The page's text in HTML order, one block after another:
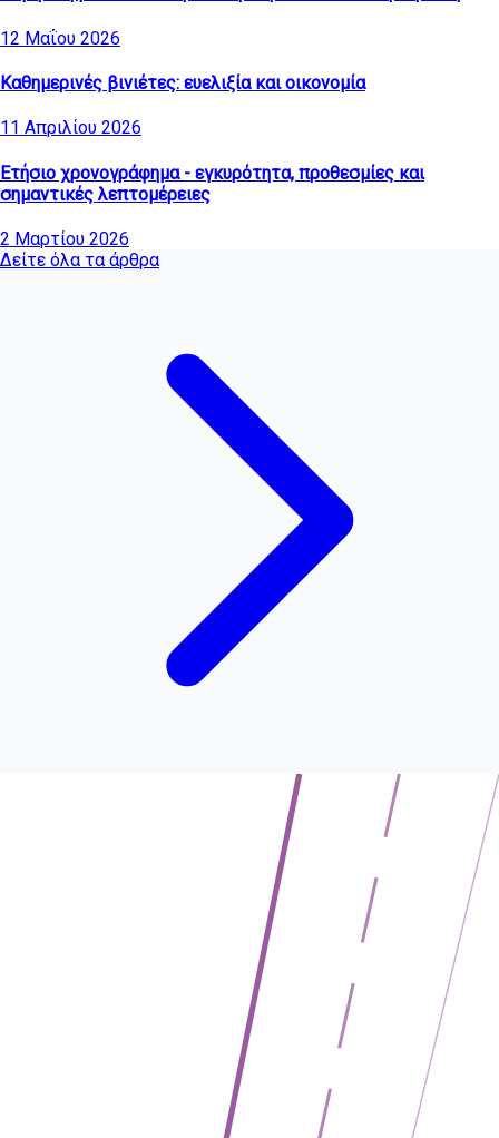
12 Μαΐου 2026
Καθημερινές βινιέτες: ευελιξία και οικονομία
11 Απριλίου 2026
Ετήσιο χρονογράφημα - εγκυρότητα, προθεσμίες και
σημαντικές λεπτομέρειες
2 Μαρτίου 2026
Δείτε όλα τα άρθρα